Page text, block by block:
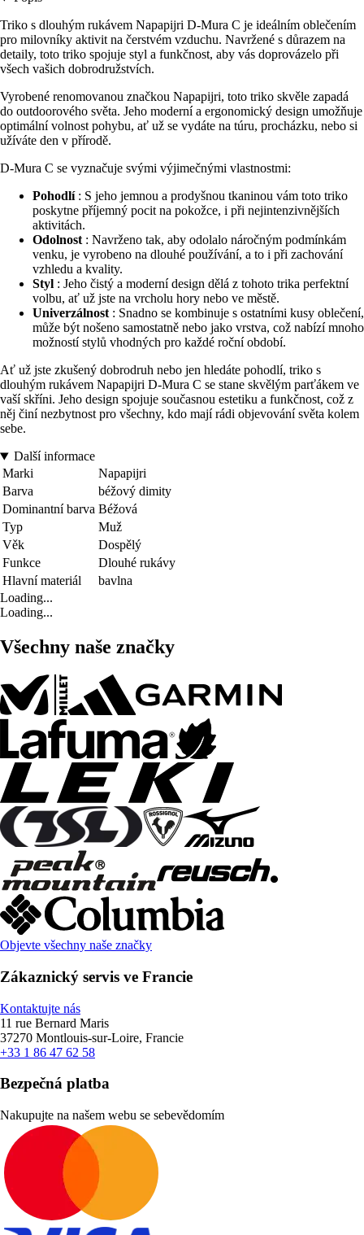
Triko s dlouhým rukávem Napapijri D-Mura C je ideálním oblečením
pro milovníky aktivit na čerstvém vzduchu. Navržené s důrazem na
detaily, toto triko spojuje styl a funkčnost, aby vás doprovázelo při
všech vašich dobrodružstvích.
Vyrobené renomovanou značkou Napapijri, toto triko skvěle zapadá
do outdoorového světa. Jeho moderní a ergonomický design umožňuje
optimální volnost pohybu, ať už se vydáte na túru, procházku, nebo si
užíváte den v přírodě.
D-Mura C se vyznačuje svými výjimečnými vlastnostmi:
Pohodlí: S jeho jemnou a prodyšnou tkaninou vám toto triko
poskytne příjemný pocit na pokožce, i při nejintenzivnějších
aktivitách.
Odolnost: Navrženo tak, aby odolalo náročným podmínkám
venku, je vyrobeno na dlouhé používání, a to i při zachování
vzhledu a kvality.
Styl : Jeho čistý a moderní design dělá z tohoto trika perfektní
volbu, ať už jste na vrcholu hory nebo ve městě.
Univerzálnost: Snadno se kombinuje s ostatními kusy oblečení,
může být nošeno samostatně nebo jako vrstva, což nabízí mnoho
možností stylů vhodných pro každé roční období.
Ať už jste zkušený dobrodruh nebo jen hledáte pohodlí, triko s
dlouhým rukávem Napapijri D-Mura C se stane skvělým parťákem ve
vaší skříni. Jeho design spojuje současnou estetiku a funkčnost, což z
něj činí nezbytnost pro všechny, kdo mají rádi objevování světa kolem
sebe.
Další informace
Marki
Napapijri
Barva
béžový dimity
Dominantní barva Béžová
Typ
Muž
Věk
Dospělý
Funkce
Dlouhé rukávy
Hlavní materiál
bavlna
Loading...
Loading...
Všechny naše značky
Objevte všechny naše značky
Zákaznický servis ve Francie
Kontaktujte nás
11 rue Bernard Maris
37270 Montlouis-sur-Loire, Francie
+33 1 86 47 62 58
Bezpečná platba
Nakupujte na našem webu se sebevědomím